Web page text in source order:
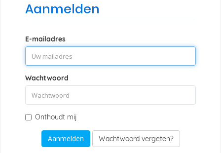
Aanmelden
E-mailadres
Wachtwoord
Onthoudt mij
Wachtwoord vergeten?